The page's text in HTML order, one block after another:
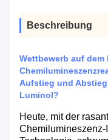
Beschreibung
Wettbewerb auf dem
Aufstieg und
Luminol?
Heute, mit der